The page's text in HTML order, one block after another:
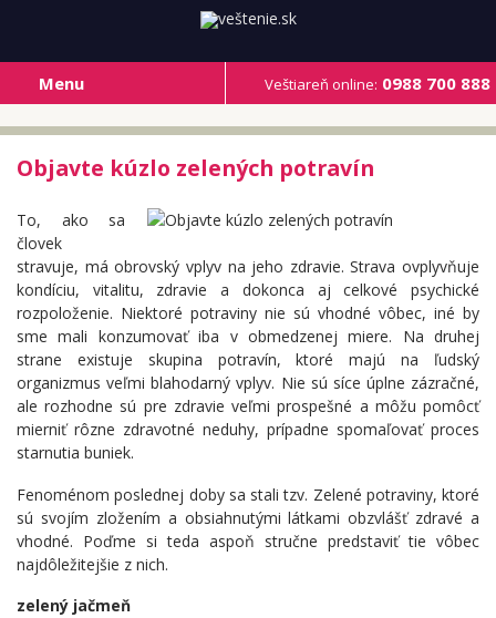
Veštiareň online: 0988 700 888
Menu
Objavte kúzlo zelených potravín
To, ako sa
človek
stravuje, má obrovský vplyv na jeho zdravie. Strava ovplyvňuje
kondíciu, vitalitu, zdravie a dokonca aj celkové psychické
rozpoloženie. Niektoré potraviny nie sú vhodné vôbec, iné by
sme mali konzumovať iba v obmedzenej miere. Na druhej
strane existuje skupina potravín, ktoré majú na ľudský
organizmus veľmi blahodarný vplyv. Nie sú síce úplne zázračné,
ale rozhodne sú pre zdravie veľmi prospešné a môžu pomôcť
mierniť rôzne zdravotné neduhy, prípadne spomaľovať proces
starnutia buniek.
Fenoménom poslednej doby sa stali tzv. Zelené potraviny, ktoré
sú svojím zložením a obsiahnutými látkami obzvlášť zdravé a
vhodné. Poďme si teda aspoň stručne predstaviť tie vôbec
najdôležitejšie z nich.
zelený jačmeň